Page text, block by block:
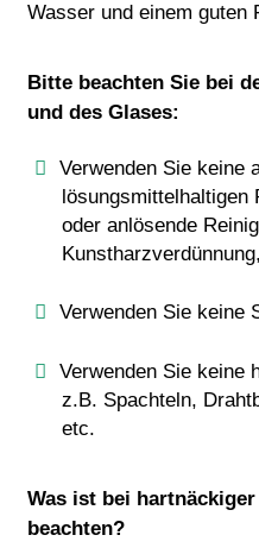
Wasser und einem guten
Bitte beachten Sie bei
und des Glases:
Verwenden Sie keine
lösungsmittelhaltigen
oder anlösende
Verwenden Sie keine
Verwenden Sie keine
z.B. Spachteln,
etc.
Was ist bei
beachten?